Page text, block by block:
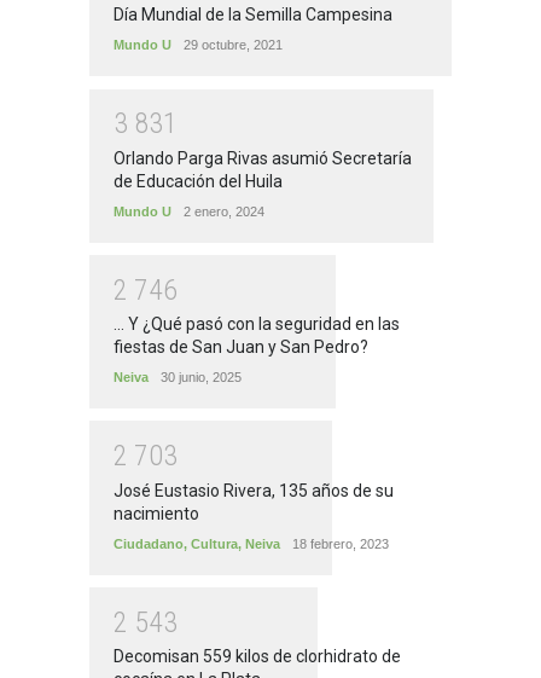
Día Mundial de la Semilla Campesina
Mundo U 29 octubre, 2021
3 831
Orlando Parga Rivas asumió Secretaría
de Educación del Huila
Mundo U 2 enero, 2024
2 746
... Y ¿Qué pasó con la seguridad en las
fiestas de San Juan y San Pedro?
Neiva 30 junio, 2025
2 703
José Eustasio Rivera, 135 años de su
nacimiento
Ciudadano, Cultura, Neiva 18 febrero, 2023
2 543
Decomisan 559 kilos de clorhidrato de